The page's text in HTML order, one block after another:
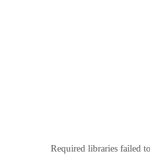
Required libraries failed